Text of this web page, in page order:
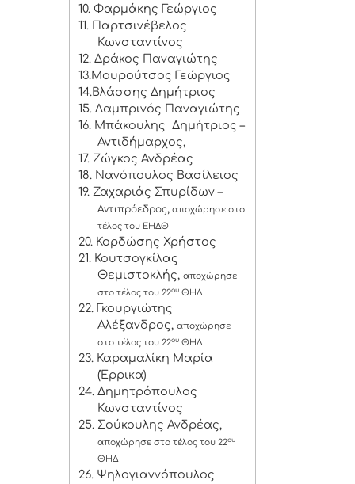
10. Φαρμάκης Γεώργιος
11. Παρτσινέβελος
Κωνσταντίνος
12. Δράκος Παναγιώτης
13.Μουρούτσος Γεώργιος
14.Βλάσσης Δημήτριος
15. Λαμπρινός Παναγιώτης
16. Μπάκουλης Δημήτριος –
Αντιδήμαρχος,
17. Ζώγκος Ανδρέας
18. Νανόπουλος Βασίλειος
19. Ζαχαριάς Σπυρίδων –
Αντιπρόεδρος, αποχώρησε στο
τέλος του ΕΗΔΘ
20. Κορδώσης Χρήστος
21. Κουτσογκίλας
Θεμιστοκλής,αποχώρησε
στο τέλος του 22ου ΘΗΔ
22. Γκουργιώτης
Αλέξανδρος,αποχώρησε
στο τέλος του 22ου ΘΗΔ
23. Καραμαλίκη Μαρία
(Έρρικα)
24. Δημητρόπουλος
Κωνσταντίνος
25. Σούκουλης Ανδρέας,
αποχώρησε στο τέλος του 22ου
ΘΗΔ
26. Ψηλογιαννόπουλος